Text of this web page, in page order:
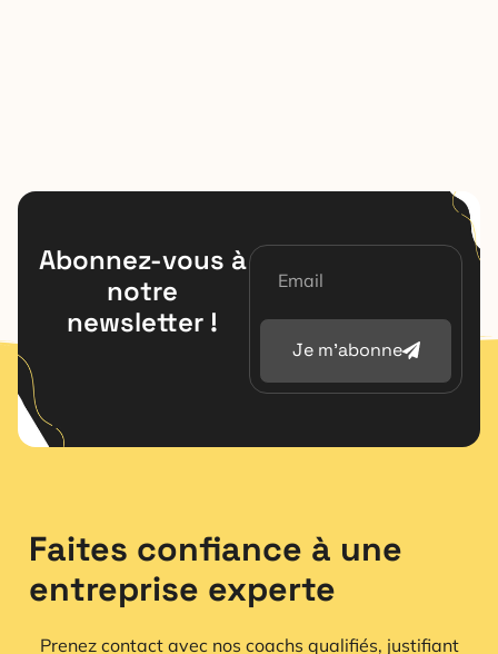
Abonnez-vous à
notre
newsletter !
Je m'abonne
Faites confiance à une
entreprise experte
Prenez contact avec nos coachs qualifiés, justifiant